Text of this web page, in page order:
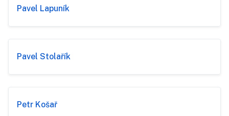
Pavel Lapuník
Pavel Stolařík
Petr Košař